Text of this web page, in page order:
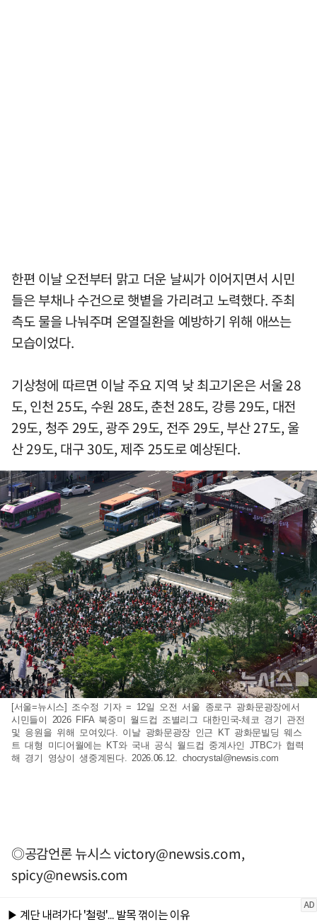
한편 이날 오전부터 맑고 더운 날씨가 이어지면서 시민
들은 부채나 수건으로 햇볕을 가리려고 노력했다. 주최
측도 물을 나눠주며 온열질환을 예방하기 위해 애쓰는
모습이었다.
기상청에 따르면 이날 주요 지역 낮 최고기온은 서울 28
도, 인천 25도, 수원 28도, 춘천 28도, 강릉 29도, 대전
29도, 청주 29도, 광주 29도, 전주 29도, 부산 27도, 울
산 29도, 대구 30도, 제주 25도로 예상된다.
[서울=뉴시스] 조수정 기자 = 12일 오전 서울 종로구 광화문광장에서
시민들이 2026 FIFA 북중미 월드컵 조별리그 대한민국-체코 경기 관전
및 응원을 위해 모여있다. 이날 광화문광장 인근 KT 광화문빌딩 웨스
트 대형 미디어월에는 KT와 국내 공식 월드컵 중계사인 JTBC가 협력
해 경기 영상이 생중계된다. 2026.06.12. chocrystal@newsis.com
◎공감언론 뉴시스victory@newsis.com,
spicy@newsis.com